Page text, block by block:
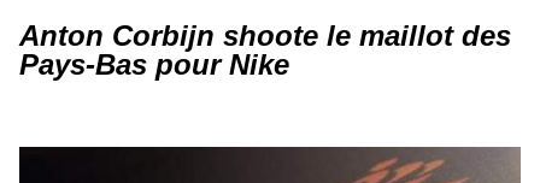
Anton Corbijn shoote le maillot des
Pays-Bas pour Nike